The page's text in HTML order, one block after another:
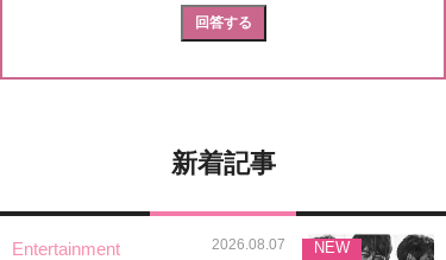
新着記事
Entertainment 2026.08.07 NEW